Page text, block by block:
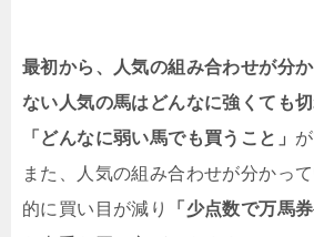
最初から、人気の組み合わせが分
ない人気の馬はどんなに強くても切
「どんなに弱い馬でも買うこと」
また、人気の組み合わせが分かっ
的に買い目が減り
「少点数で万馬